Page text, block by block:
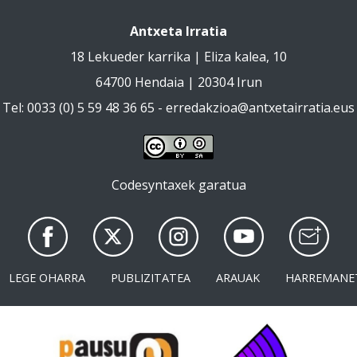
Antxeta Irratia
18 Lekueder karrika | Eliza kalea, 10
64700 Hendaia | 20304 Irun
Tel: 0033 (0) 5 59 48 36 65 - erredakzioa@antxetairratia.eus
Codesyntaxek garatua
LEGE OHARRA PUBLIZITATEA ARAUAK